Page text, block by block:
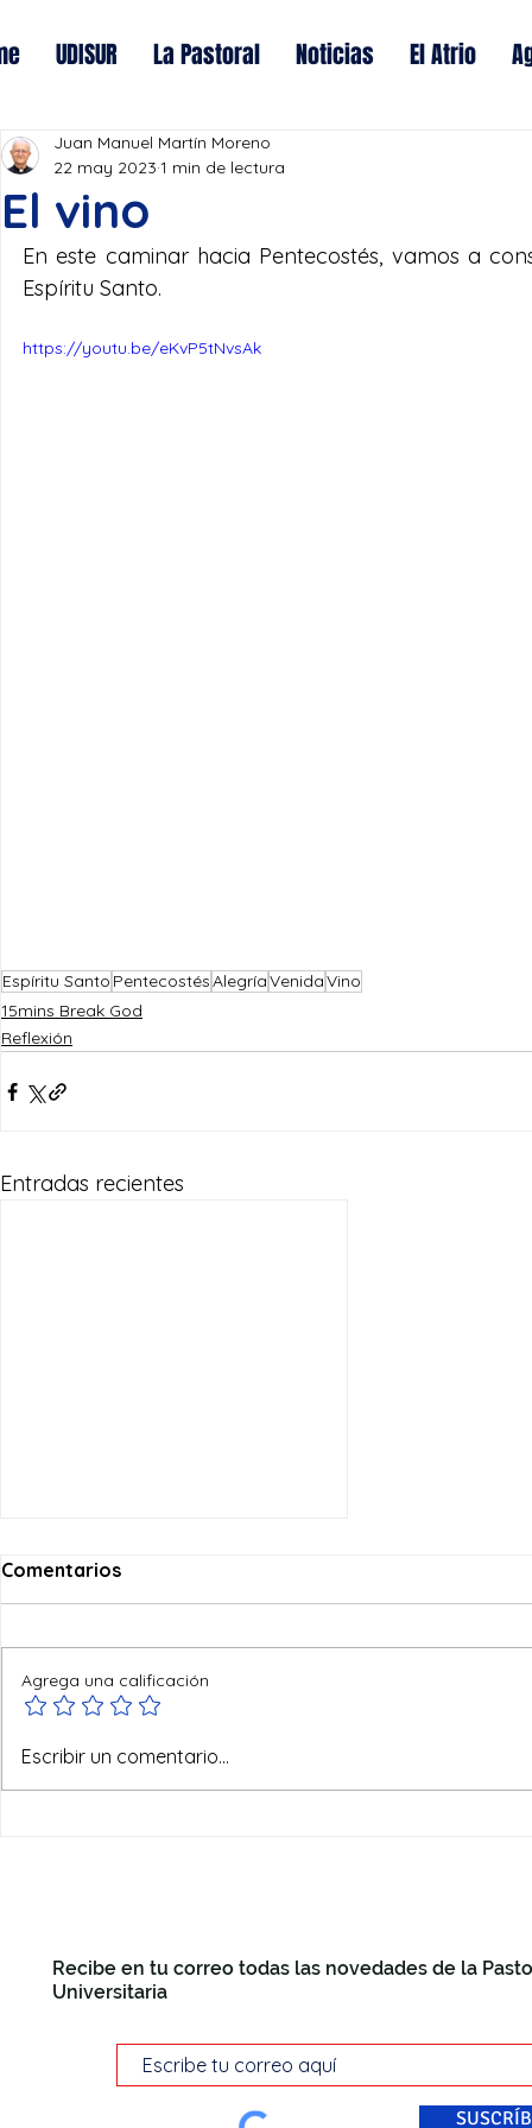
UDISUR La Pastoral Noticias El Atrio
El vino
Juan Manuel Martín Moreno
22 may 2023 1 min de lectura
En este caminar hacia Pentecostés, vamos a
Espíritu Santo.
https://youtu.be/eKvP5tNvsAk
Espíritu Santo PentecostésAlegríaVenidaVino
15mins Break God
Reflexión
Entradas recientes
Ofertas de verano
Comentarios
Agrega una calificación
Escribir un comentario...
Recibe en tu correo todas las novedades de la
Universitaria